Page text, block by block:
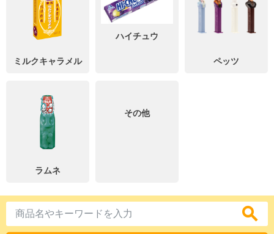
ミルクキャラメル
ハイチュウ
ペッツ
ラムネ
その他